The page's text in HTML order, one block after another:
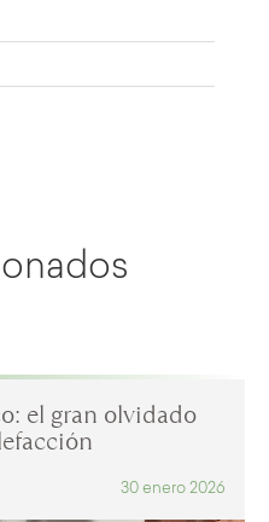
el gran olvidado
30 enero 2026